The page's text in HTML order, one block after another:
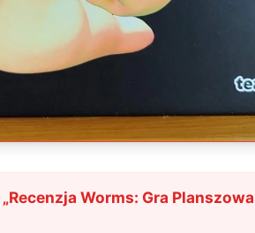
„Recenzja Worms: Gra